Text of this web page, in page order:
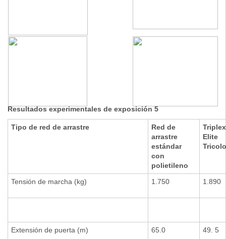
Resultados experimentales de exposición 5
Tipo de red de arrastre
Red de
arrastre
estándar
con
polietileno
Elite
Tensión de marcha (kg) 1.750 1.890
Extensión de puerta (m) 65.0 49. 5